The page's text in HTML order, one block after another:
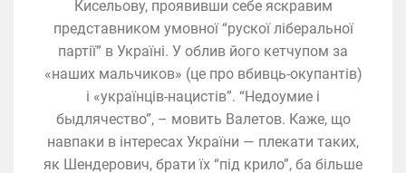
Кисельову, проявивши себе яскравим
представником умовної “рускої ліберальної
партії” в Україні. У облив його кетчупом за
«наших мальчиков» (це про вбивць-окупантів)
і «українців-нацистів”. “Недоумие і
быдлячество”, – мовить Валетов. Каже, що
навпаки в інтересах України — плекати таких,
як Шендерович, брати їх “під крило”, ба більше